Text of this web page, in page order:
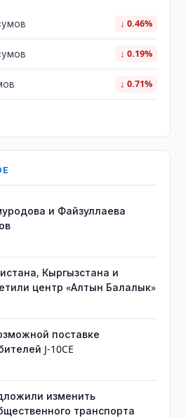
↓ 0.46%
↓ 0.19%
↓ 0.71%
и Файзуллаева
Кыргызстана и
центр «Алтын Балалык»
поставке
J-10CE
изменить
транспорта